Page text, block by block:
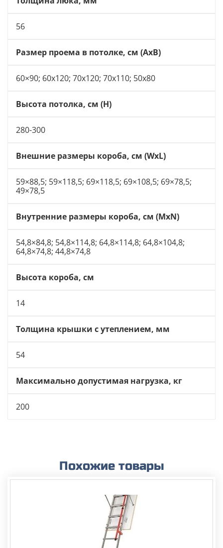
56
Размер проема в потолке, см (AxB)
60×90; 60х120; 70х120; 70х110; 50х80
Высота потолка, см (H)
280-300
Внешние размеры короба, см (WxL)
59×88,5; 59×118,5; 69×118,5; 69×108,5; 69×78,5;
49×78,5
Внутренние размеры короба, см (MxN)
54,8×84,8; 54,8×114,8; 64,8×114,8; 64,8×104,8;
64,8×74,8; 44,8×74,8
Высота короба, см
14
Толщина крышки с утеплением, мм
54
Максимально допустимая нагрузка, кг
200
Похожие товары